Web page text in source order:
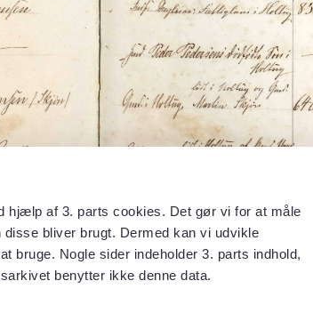
hjælp af 3. parts cookies. Det gør vi for at måle
bliver brugt. Dermed kan vi udvikle
bruge. Nogle sider indeholder 3. parts indhold,
benytter ikke denne data.